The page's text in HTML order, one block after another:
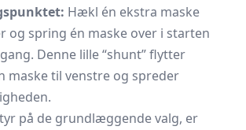
Hækl én ekstra maske
og spring én maske over i starten
Denne lille “shunt” flytter
maske til venstre og spreder
på de grundlæggende valg, er